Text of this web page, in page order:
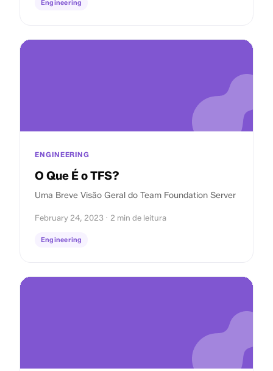
Engineering
ENGINEERING
O Que É o TFS?
Uma Breve Visão Geral do Team Foundation Server
February 24, 2023 · 2 min de leitura
Engineering